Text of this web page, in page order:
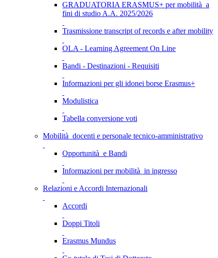
GRADUATORIA ERASMUS+ per mobilità a
fini di studio A.A. 2025/2026
Trasmissione transcript of records e after mobility
OLA - Learning Agreement On Line
Bandi - Destinazioni - Requisiti
Informazioni per gli idonei borse Erasmus+
Modulistica
Tabella conversione voti
Mobilità docenti e personale tecnico-amministrativo
Opportunità e Bandi
Informazioni per mobilità in ingresso
Relazioni e Accordi Internazionali
Accordi
Doppi Titoli
Erasmus Mundus